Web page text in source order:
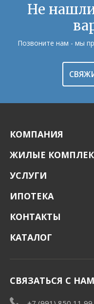
Не
Позвоните нам - мы
КОМПАНИЯ
ЖИЛЫЕ
УСЛУГИ
ИПОТЕКА
КОНТАКТЫ
КАТАЛОГ
СВЯЗАТЬСЯ С